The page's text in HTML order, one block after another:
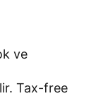
ve
Tax-free